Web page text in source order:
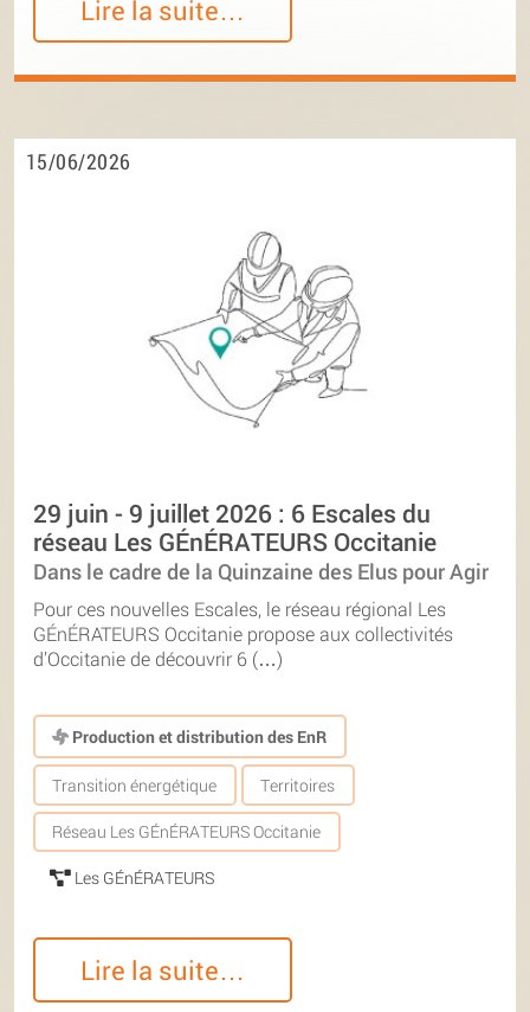
Lire la suite…
15/06/2026
29 juin - 9 juillet 2026 : 6 Escales du
réseau Les GÉnÉRATEURS Occitanie
Dans le cadre de la Quinzaine des Elus pour Agir
Pour ces nouvelles Escales, le réseau régional Les
GÉnÉRATEURS Occitanie propose aux collectivités
d’Occitanie de découvrir 6 (…)
Production et distribution des EnR
Transition énergétique Territoires
Réseau Les GÉnÉRATEURS Occitanie
Les GÉnÉRATEURS
Lire la suite…